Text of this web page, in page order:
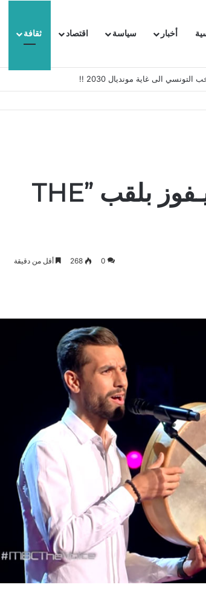
أخبار سياسة اقتصاد ثقافة
بتونس وتبلغها احتجاجا شديد اللهجة !!
التونسي مـهدي عيّاشي يـفوز بلقب ”THE
0
268 أقل من دقيقة